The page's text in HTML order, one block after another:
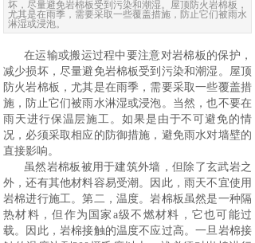
坏，尽量避免岩棉板受到污染和潮湿。屋顶防火岩棉板，
尤其是在雨季，需要采取一些覆盖措施，防止它们被雨水
淋湿或浸泡。
在运输或搬运过程中要注意对岩棉板的保护，
减少损坏，尽量避免岩棉板受到污染和潮湿。屋顶
防火岩棉板，尤其是在雨季，需要采取一些覆盖措
施，防止它们被雨水淋湿或浸泡。当然，也不要在
雨天进行保温层施工。如果是由于不可避免的情
况，必须采取相应的防御措施，避免雨水对墙壁的
直接影响。
虽然岩棉板被用于建筑外墙，但除了玄武岩之
外，还有其他材料容易受潮。因此，雨天不宜使用
岩棉进行施工。第二，温度。岩棉板虽然是一种隔
热材料，但作为国家a级不燃材料，它也可能过
载。因此，岩棉接触的温度不应过高。一旦岩棉接